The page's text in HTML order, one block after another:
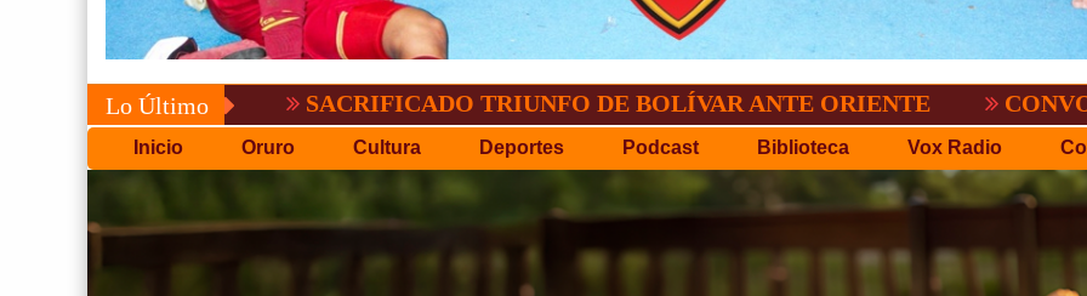
Lo ÚltimoSACRIFICADO TRIUNFO DE BOLÍVAR ANTE ORIENTE
Inicio Oruro Cultura Deportes Podcast Biblioteca Vox Radio